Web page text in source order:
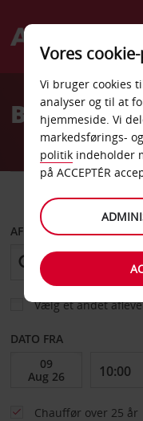
Welcome
AvisBilleje
AFHENT FRA
Vælg et andet
DATO FRA
Chauffør over 25 år
Vores
Vi bruger cookies
analyser og til at
hjemmeside. Vi
markedsførings-
politik indeholder
på ACCEPTÉR